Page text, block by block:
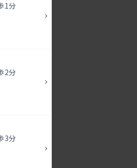
1分
2分
3分